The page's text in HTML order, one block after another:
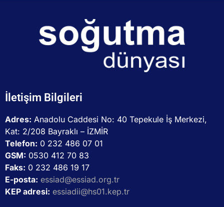
İletişim Bilgileri
Adres: Anadolu Caddesi No: 40 Tepekule İş Merkezi,
Kat: 2/208 Bayraklı – İZMİR
Telefon: 0 232 486 07 01
GSM: 0530 412 70 83
Faks: 0 232 486 19 17
E-posta: essiad@essiad.org.tr
KEP adresi: essiadii@hs01.kep.tr